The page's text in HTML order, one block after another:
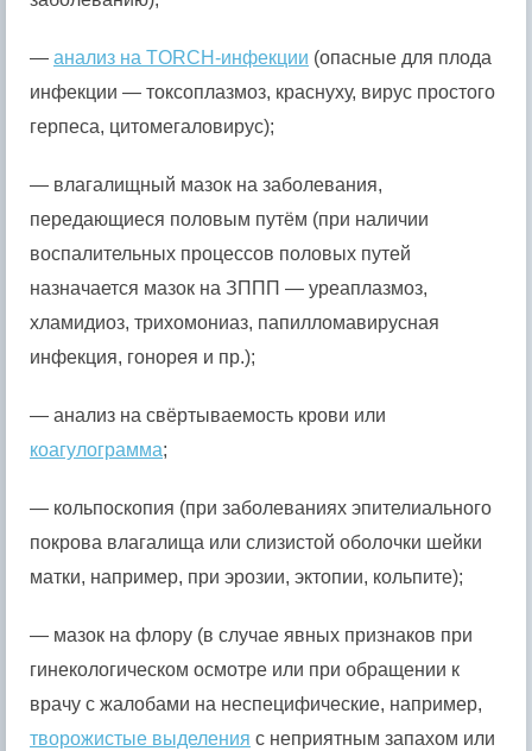
— анализ на TORCH-инфекции (опасные для плода
инфекции — токсоплазмоз, краснуху, вирус простого
герпеса, цитомегаловирус);
— влагалищный мазок на заболевания,
передающиеся половым путём (при наличии
воспалительных процессов половых путей
назначается мазок на ЗППП — уреаплазмоз,
хламидиоз, трихомониаз, папилломавирусная
инфекция, гонорея и пр.);
— анализ на свёртываемость крови или
коагулограмма;
— кольпоскопия (при заболеваниях эпителиального
покрова влагалища или слизистой оболочки шейки
матки, например, при эрозии, эктопии, кольпите);
— мазок на флору (в случае явных признаков при
гинекологическом осмотре или при обращении к
врачу с жалобами на неспецифические, например,
творожистые выделения с неприятным запахом или